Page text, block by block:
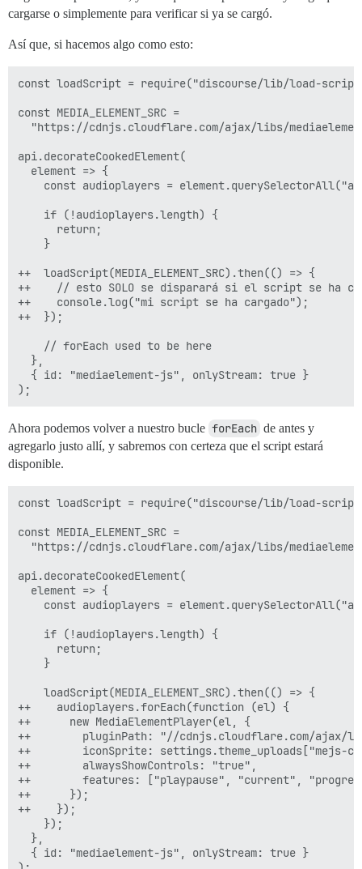
cargarse o simplemente para verificar si ya se cargó.
Así que, si hacemos algo como esto:
const loadScript = require("discourse/lib/load-
const MEDIA_ELEMENT_SRC =
"https://cdnjs.cloudflare.com/ajax/libs/
api.decorateCookedElement(
  element => {
const audioplayers =
    if (!audioplayers.length) {
      return;
    }
++  loadScript(MEDIA_ELEMENT_SRC).then(() => {
++    // esto SOLO se disparará si el script se ha
++    console.log("mi script se ha cargado");
++  });
    // forEach used to be here
  },
  { id: "mediaelement-js", onlyStream: true }
Ahora podemos volver a nuestro bucle forEach de antes y
agregarlo justo allí, y sabremos con certeza que el script estará
disponible.
const loadScript = require("discourse/lib/load-
const MEDIA_ELEMENT_SRC =
"https://cdnjs.cloudflare.com/ajax/libs/
api.decorateCookedElement(
  element => {
const audioplayers =
    if (!audioplayers.length) {
      return;
    }
    loadScript(MEDIA_ELEMENT_SRC).then(() => {
++    audioplayers.forEach(function (el) {
++      new MediaElementPlayer(el, {
++        pluginPath: "//cdnjs.cloudflare.com/ajax/
++        iconSprite: settings.theme_uploads["mejs-
++        alwaysShowControls: "true",
++        features: ["playpause", "current",
++      });
++    });
    });
  },
  { id: "mediaelement-js", onlyStream: true }